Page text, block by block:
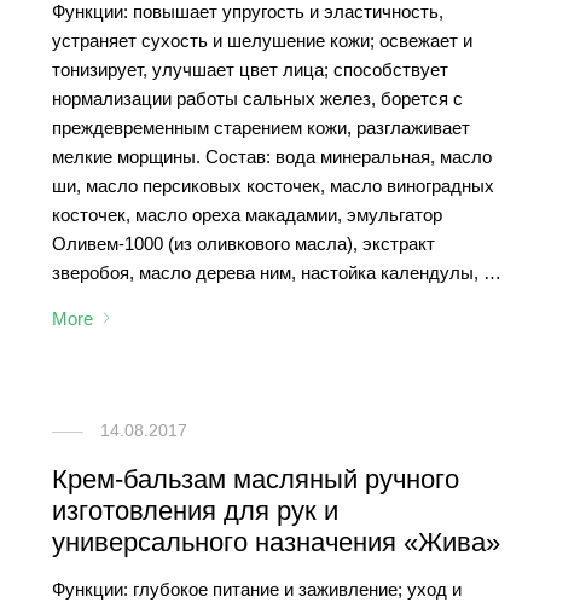
Функции: повышает упругость и эластичность,
устраняет сухость и шелушение кожи; освежает и
тонизирует, улучшает цвет лица; способствует
нормализации работы сальных желез, борется с
преждевременным старением кожи, разглаживает
мелкие морщины. Состав: вода минеральная, масло
ши, масло персиковых косточек, масло виноградных
косточек, масло ореха макадамии, эмульгатор
Оливем-1000 (из оливкового масла), экстракт
зверобоя, масло дерева ним, настойка календулы, …
More
14.08.2017
Крем-бальзам масляный ручного
изготовления для рук и
универсального назначения «Жива»
Функции: глубокое питание и заживление; уход и